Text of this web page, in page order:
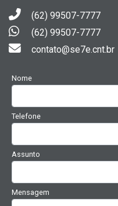
(62) 99507-7777
(62) 99507-7777
contato@se7e.cnt.br
Nome
Telefone
Assunto
Mensagem